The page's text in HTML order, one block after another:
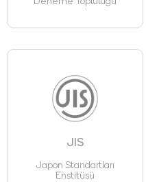
JIS
Japon Standartları
Enstitüsü